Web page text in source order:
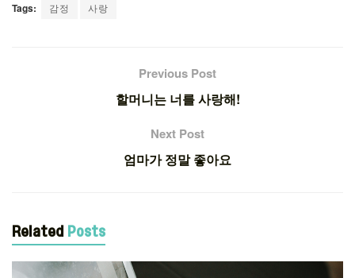
Tags: 감정 사랑
Previous Post
할머니는 너를 사랑해!
Next Post
엄마가 정말 좋아요
Related Posts